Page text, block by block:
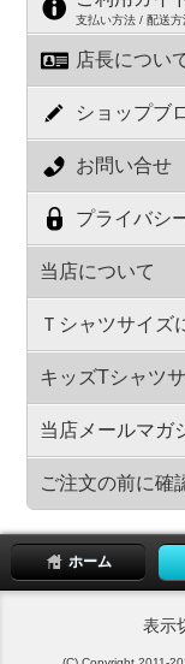
支払い方法 / 配送
店長につい
ショップブ
お問い合せ
プライバシ
当店について
Ｔシャツサイズ
キッズTシャツ
当店メールマガ
ご注文の前に確
ホーム
表示